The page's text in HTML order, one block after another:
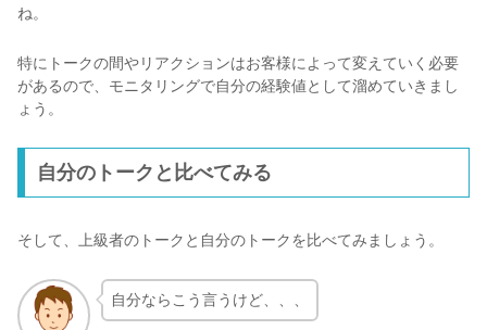
ね。
特にトークの間やリアクションはお客様によって変えていく必要
があるので、モニタリングで自分の経験値として溜めていきまし
ょう。
自分のトークと比べてみる
そして、上級者のトークと自分のトークを比べてみましょう。
自分ならこう言うけど、、、